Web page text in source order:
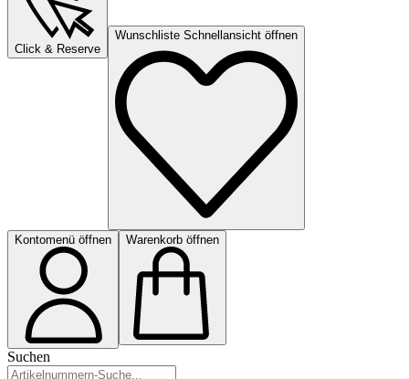
Click & Reserve
Wunschliste Schnellansicht öffnen
Kontomenü öffnen Warenkorb öffnen
Suchen